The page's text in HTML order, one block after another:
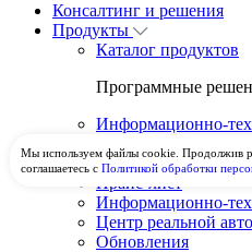
Консалтинг и решения
Продукты
Каталог продуктов
Программные
Информационно-
Обновления
Прайс-лист
Информационно-
Центр реальной
Обновления
Мы используем файлы cookie. Продолжив
соглашаетесь с Политикой обработки